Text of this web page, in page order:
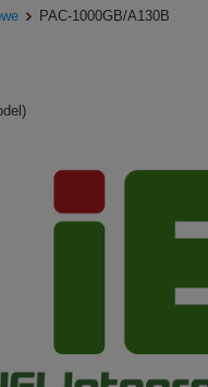
PAC-1000GB/A130B